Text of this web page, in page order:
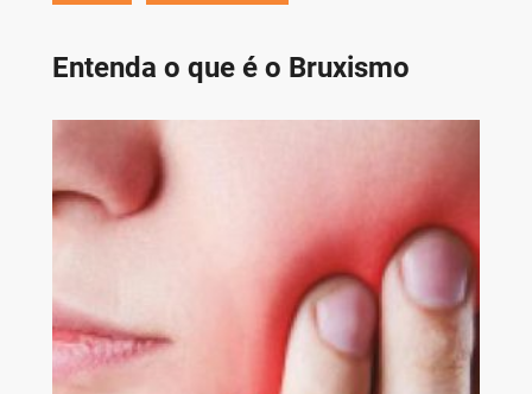
Entenda o que é o Bruxismo